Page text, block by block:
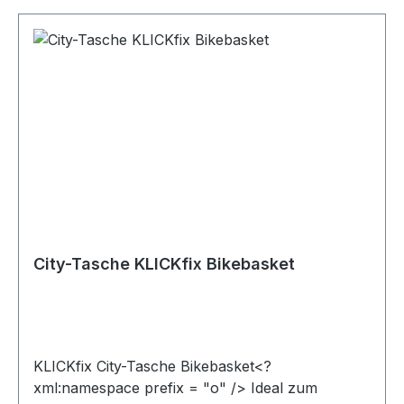
City-Tasche KLICKfix Bikebasket
KLICKfix City-Tasche Bikebasket<?
xml:namespace prefix = "o" /> Ideal zum